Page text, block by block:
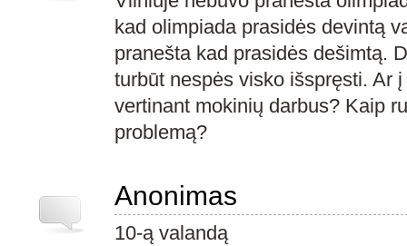
kad olimpiada prasidės devintą
pranešta kad prasidės dešimtą.
turbūt nespės visko išspręsti. Ar
vertinant mokinių darbus? Kaip
problemą?
Anonimas
10-ą valandą